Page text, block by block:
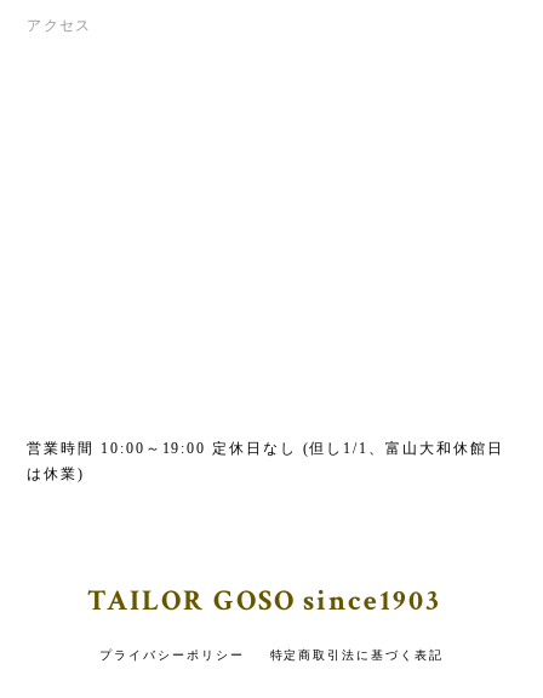
アクセス
営業時間 10:00～19:00 定休日なし (但し1/1、富山大和休館日
は休業)
TAILOR GOSO since1903
プライバシーポリシー 特定商取引法に基づく表記